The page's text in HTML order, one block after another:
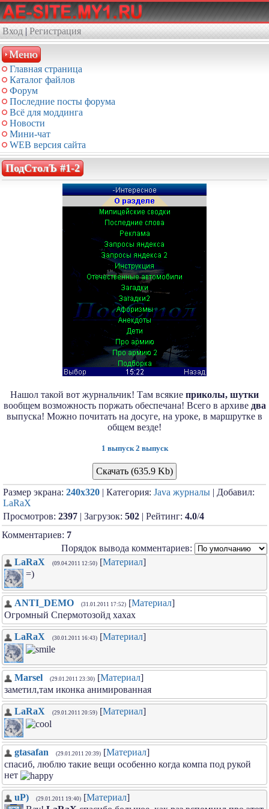
Вход | Регистрация
Меню
Главная страница
Каталог файлов
Форум
Последние посты форума
Всё для моддинга
Новости
Мини-чат
WEB версия сайта
ПодСтолЪ #1-2
Нашол такой вот журнальчик! Там всякие приколы, шутки
вообщем возможность поржать обеспечана! Всего в архиве два
выпуска! Можно почитать на досуге, на уроке, в маршрутке в
общем везде!
1 выпуск 2 выпуск
Скачать (635.9 Kb)
Размер экрана: 240x320 | Категория: Java журналы | Добавил:
LaRaX
Просмотров: 2397 | Загрузок: 502 | Рейтинг: 4.0/4
Комментариев: 7
Порядок вывода комментариев:
LaRaX
(09.04.2011 12:50) [Материал]
=)
ANTI_DEMO (31.01.2011 17:52) [Материал]
Огромный Спермотозойд хахах
LaRaX (30.01.2011 16:43) [Материал]
Marsel (29.01.2011 23:30) [Материал]
заметил,там иконка анимированная
LaRaX (29.01.2011 20:59) [Материал]
gtasafan (29.01.2011 20:39) [Материал]
спасиб, люблю такие вещи особенно когда компа под рукой
нет
uP) (29.01.2011 19:40) [Материал]